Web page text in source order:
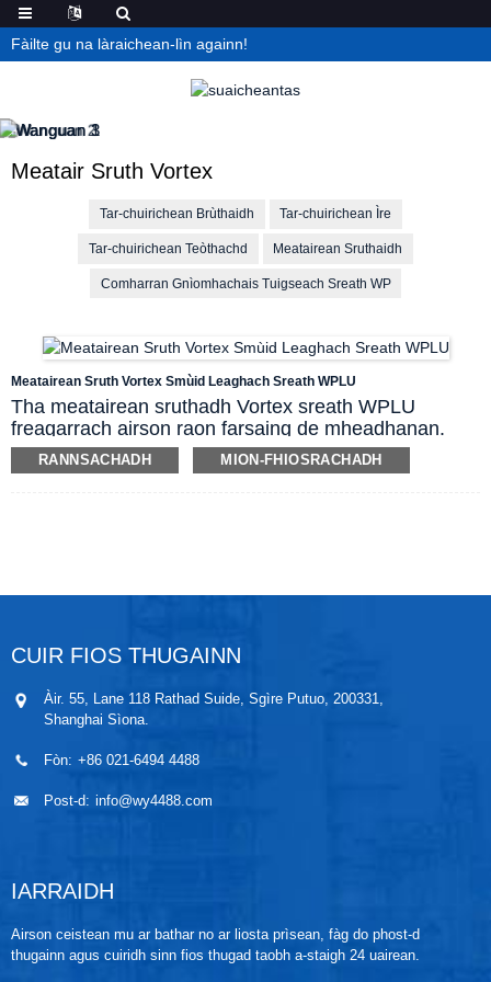
Fàilte gu na làraichean-lìn againn!
Meatair Sruth Vortex
Tar-chuirichean Brùthaidh Tar-chuirichean Ìre
Tar-chuirichean Teòthachd Meatairean Sruthaidh
Comharran Gnìomhachais Tuigseach Sreath WP
Meatairean Sruth Vortex Smùid Leaghach Sreath WPLU
Tha meatairean sruthadh Vortex sreath WPLU
freagarrach airson raon farsaing de mheadhanan.
Bidh e a’ tomhas lionntan giùlain is neo-ghiùlain a
bharrachd air a h-uile gas gnìomhachais. Bidh e
seasmhachd fad-ùine.
RANNSACHADH MION-FHIOSRACHADH
CUIR FIOS THUGAINN
Àir. 55, Lane 118 Rathad Suide, Sgìre Putuo, 200331,
Shanghai Sìona.
Fòn: +86 021-6494 4488
Post-d: info@wy4488.com
IARRAIDH
Airson ceistean mu ar bathar no ar liosta prìsean, fàg do phost-d
thugainn agus cuiridh sinn fios thugad taobh a-staigh 24 uairean.